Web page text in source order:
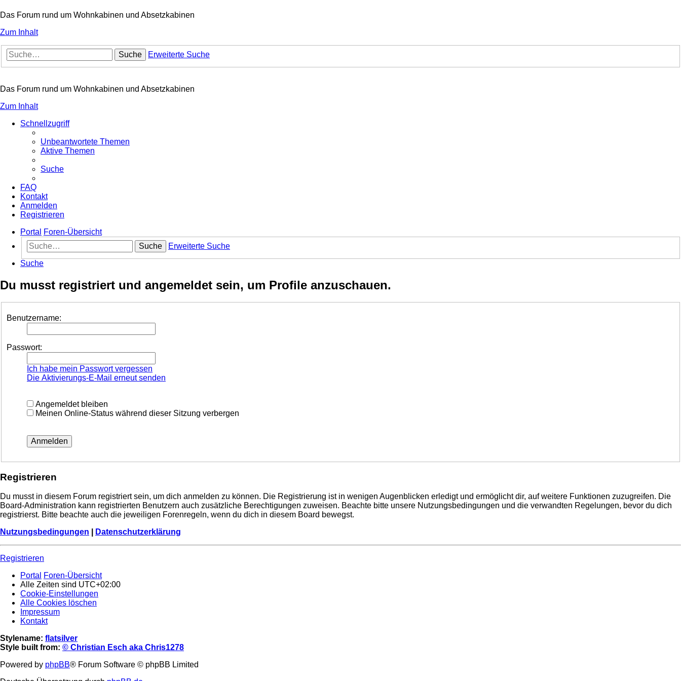
Das Forum rund um Wohnkabinen und Absetzkabinen
Zum Inhalt
Suche Erweiterte Suche
Das Forum rund um Wohnkabinen und Absetzkabinen
Zum Inhalt
Schnellzugriff
Unbeantwortete Themen
Aktive Themen
Suche
FAQ
Kontakt
Anmelden
Registrieren
Portal
Foren-Übersicht
Suche
Erweiterte Suche
Suche
Du musst registriert und angemeldet sein, um Profile anzuschauen.
Benutzername:
Passwort:
Ich habe mein Passwort vergessen
Die Aktivierungs-E-Mail erneut senden
Angemeldet bleiben
Meinen Online-Status während dieser Sitzung verbergen
Registrieren
Du musst in diesem Forum registriert sein, um dich anmelden zu können. Die Registrierung ist in wenigen Augenblicken erledigt und ermöglicht dir, auf weitere Funktionen zuzugreifen. Die
Board-Administration kann registrierten Benutzern auch zusätzliche Berechtigungen zuweisen. Beachte bitte unsere Nutzungsbedingungen und die verwandten Regelungen, bevor du dich
registrierst. Bitte beachte auch die jeweiligen Forenregeln, wenn du dich in diesem Board bewegst.
Nutzungsbedingungen
Datenschutzerklärung
Registrieren
Portal Foren-Übersicht
Alle Zeiten sind UTC+02:00
Cookie-Einstellungen
Alle Cookies löschen
Impressum
Kontakt
Stylename: flatsilver
Style built from: © Christian Esch aka Chris1278
Powered by phpBB® Forum Software © phpBB Limited